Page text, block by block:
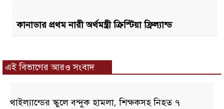
কানাডার প্রথম নারী অর্থমন্ত্রী ক্রিস্টিয়া ফ্রিল্যান্ড
এই বিভাগের আরও সংবাদ
থাইল্যান্ডের স্কুলে বন্দুক হামলা, শিক্ষকসহ নিহত ৭